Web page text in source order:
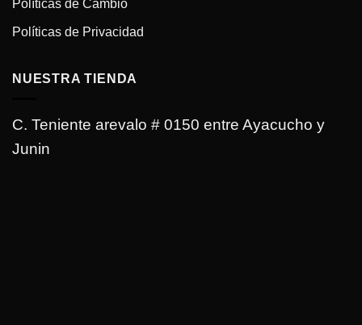
Políticas de Cambio
Políticas de Privacidad
NUESTRA TIENDA
C. Teniente arevalo # 0150 entre Ayacucho y
Junin